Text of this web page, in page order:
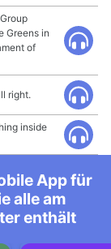
Greens in
of
right.
inside
App für
alle am
enthält